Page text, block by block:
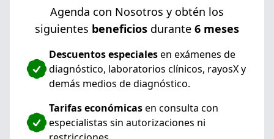
Agenda con Nosotros y obtén los
siguientes beneficios durante 6 meses
Descuentos especialesen exámenes de
diagnóstico, laboratorios clínicos, rayosX y
demás medios de diagnóstico.
Tarifas económicasen consulta con
especialistas sin autorizaciones ni